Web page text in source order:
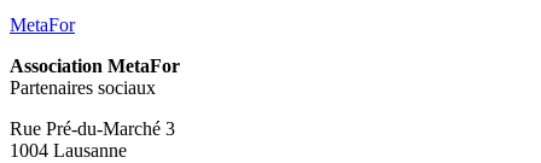
MetaFor
Association MetaFor
Partenaires sociaux
Rue Pré-du-Marché 3
1004 Lausanne